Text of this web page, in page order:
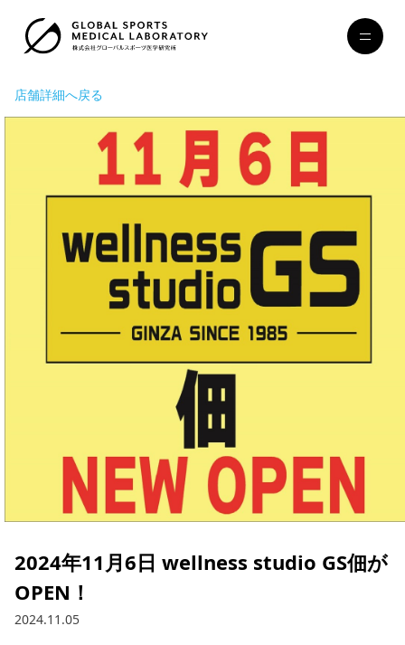
店舗詳細へ戻る
2024年11月6日 wellness studio GS佃が
OPEN！
2024.11.05